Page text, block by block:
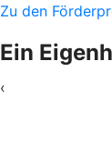
Zu den
Ein
‹